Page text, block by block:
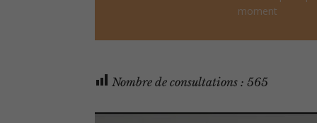
moment
Nombre de consultations : 565